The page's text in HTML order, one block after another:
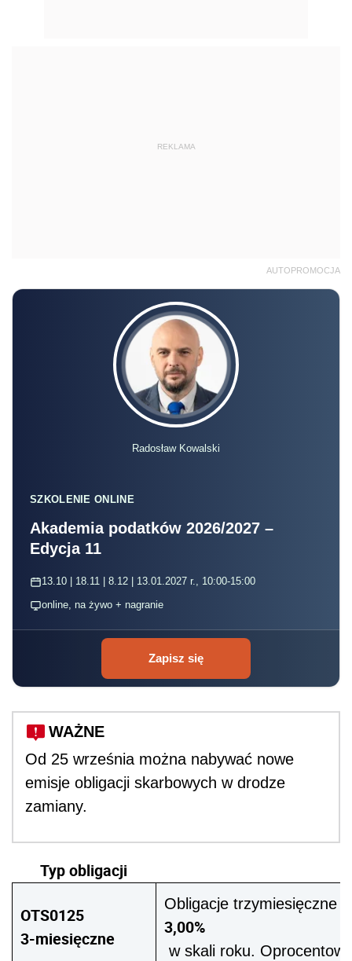
REKLAMA
AUTOPROMOCJA
Radosław Kowalski
SZKOLENIE ONLINE
Akademia podatków 2026/2027 –
Edycja 11
13.10 | 18.11 | 8.12 | 13.01.2027 r., 10:00-15:00
online, na żywo + nagranie
Zapisz się
WAŻNE
Od 25 września można nabywać nowe
emisje obligacji skarbowych w drodze
zamiany.
Typ obligacji
OTS0125
3-miesięczne
Obligacje trzymiesięczne
3,00%
w skali roku.